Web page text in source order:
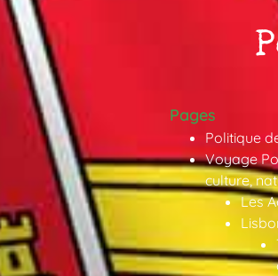
Pages
Politique
Voyage
culture,
Les